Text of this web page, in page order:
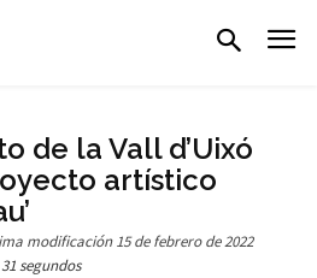
de la Vall d’Uixó
artístico
modificación 15 de febrero de 2022
segundos